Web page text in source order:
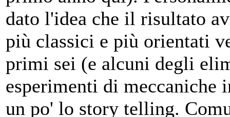
dato l'idea che il risultato
più classici e più orientati
primi sei (e alcuni degli
esperimenti di meccaniche
un po' lo story telling.